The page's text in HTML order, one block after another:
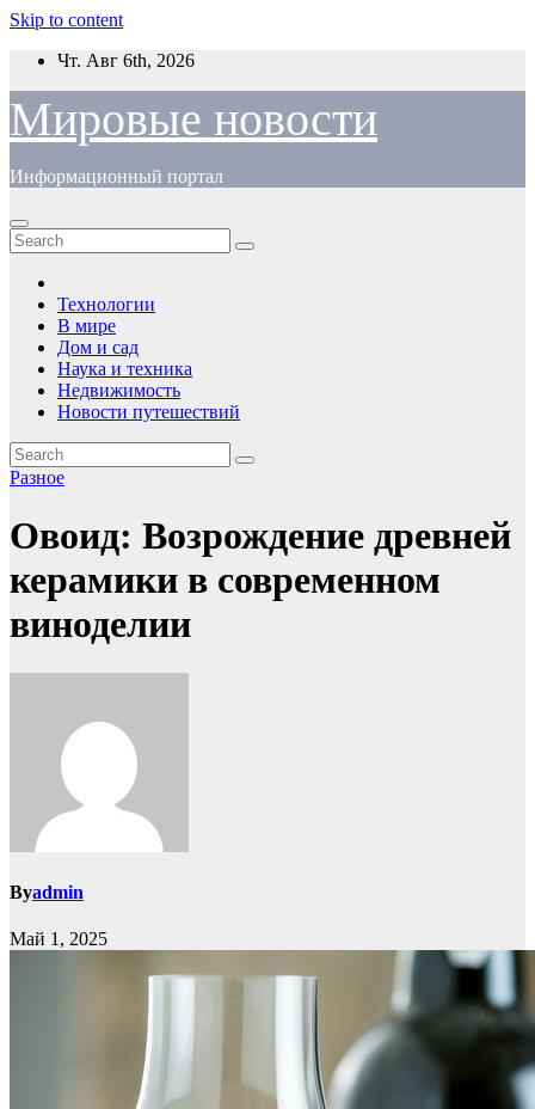
Skip to content
Чт. Авг 6th, 2026
Мировые новости
Информационный портал
Технологии
В мире
Дом и сад
Наука и техника
Недвижимость
Новости путешествий
Разное
Овоид: Возрождение древней
керамики в современном
виноделии
Byadmin
Май 1, 2025